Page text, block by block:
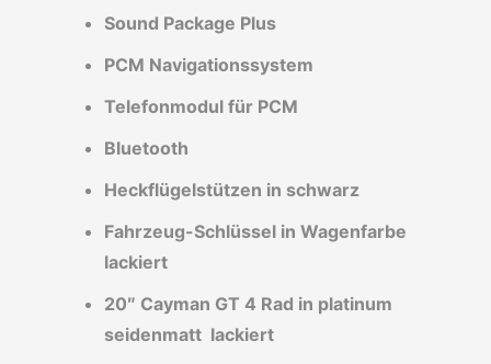
Sound Package Plus
PCM Navigationssystem
Telefonmodul für PCM
Bluetooth
Heckflügelstützen in schwarz
Fahrzeug-Schlüssel in Wagenfarbe
lackiert
20″ Cayman GT 4 Rad in platinum
seidenmatt lackiert